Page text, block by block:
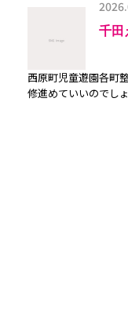
千田
西原町児童遊園各町
修進めていいのでし